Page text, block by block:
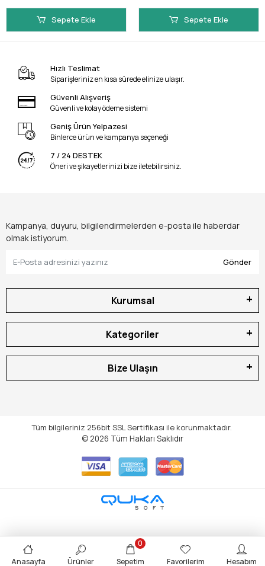
Sepete Ekle Sepete Ekle
Hızlı Teslimat
Siparişleriniz en kısa sürede elinize ulaşır.
Güvenli Alışveriş
Güvenli ve kolay ödeme sistemi
Geniş Ürün Yelpazesi
Binlerce ürün ve kampanya seçeneği
7 / 24 DESTEK
Öneri ve şikayetlerinizi bize iletebilirsiniz.
Kampanya, duyuru, bilgilendirmelerden e-posta ile haberdar
olmak istiyorum.
Gönder
Kurumsal
Kategoriler
Bize Ulaşın
Tüm bilgileriniz 256bit SSL Sertifikası ile korunmaktadır.
© 2026 Tüm Hakları Saklıdır
Anasayfa Ürünler Sepetim
0
Favorilerim
Hesabım